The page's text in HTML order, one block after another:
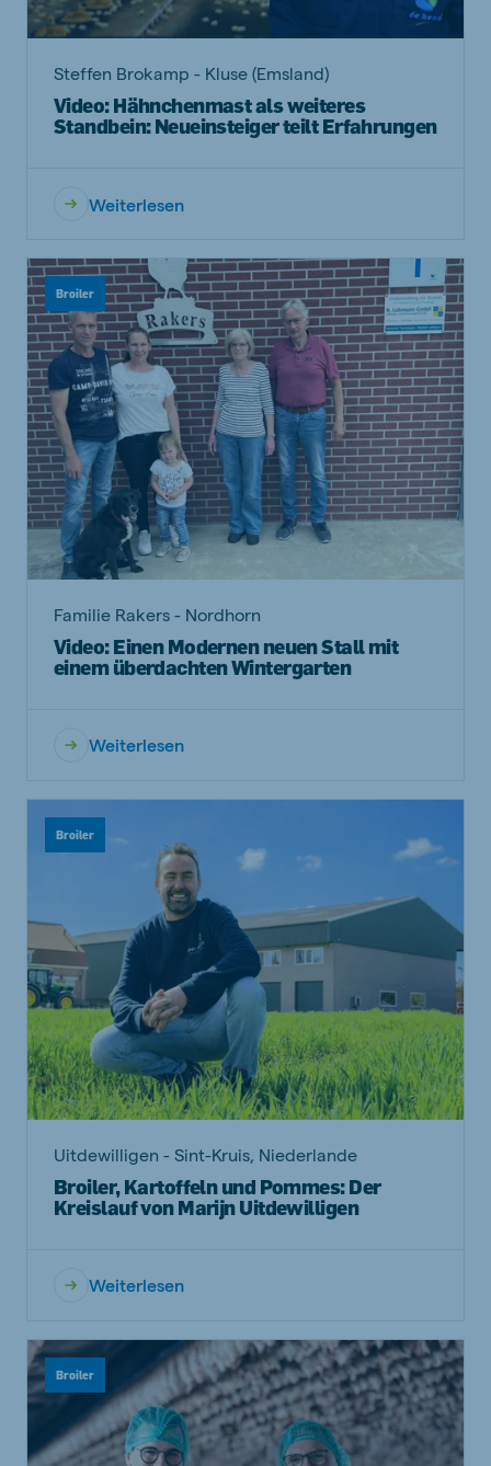
Steffen Brokamp - Kluse (Emsland)
Video: Hähnchenmast als weiteres
Standbein: Neueinsteiger teilt Erfahrungen
Weiterlesen
Broiler
Familie Rakers - Nordhorn
Video: Einen Modernen neuen Stall mit
einem überdachten Wintergarten
Weiterlesen
Broiler
Uitdewilligen - Sint-Kruis, Niederlande
Broiler, Kartoffeln und Pommes: Der
Kreislauf von Marijn Uitdewilligen
Weiterlesen
Broiler